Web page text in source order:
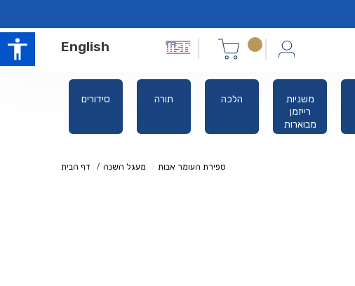
English
סידורים תורה הלכה
משניות
רייזמן
מבוארות
דף הבית מעגל השנה ספירת העומר אבות